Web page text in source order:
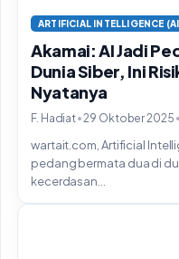
ARTIFICIAL INTELLIGENCE
Akamai: AI Jadi
Dunia Siber, Ini
Nyatanya
F. Hadiat•29 Oktober 2025 •
wartait.com, Artificial
pedang bermata dua di
kecerdasan...